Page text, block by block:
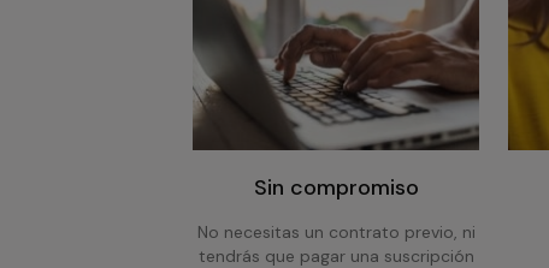
Sin compromiso
No necesitas un contrato previo, ni
tendrás que pagar una suscripción